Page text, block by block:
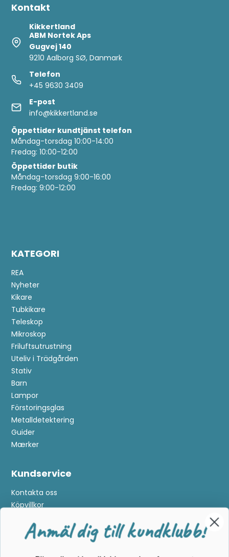
Kontakt
Kikkertland
ABM Nortek Aps
Gugvej 140
9210 Aalborg SØ, Danmark
Telefon
+45 9630 3409
E-post
info@kikkertland.se
Öppettider kundtjänst telefon
Måndag-torsdag 10:00-14:00
Fredag: 10:00-12:00
Öppettider butik
Måndag-torsdag 9:00-16:00
Fredag: 9:00-12:00
KATEGORI
REA
Nyheter
Kikare
Tubkikare
Teleskop
Mikroskop
Friluftsutrustning
Uteliv i Trädgården
Stativ
Barn
Lampor
Förstoringsglas
Metalldetektering
Guider
Mærker
Kundservice
Kontakta oss
Köpvillkor
Cookies
Om Kikkertland
Anmäl dig till kundklubb!
Tävlingar
Nyheter: Du är den första som får information om
de senaste produkterna